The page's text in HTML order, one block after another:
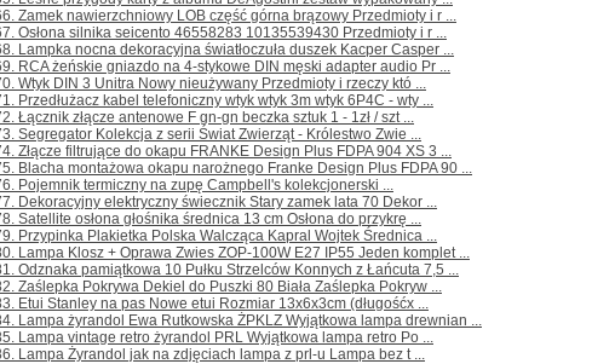
Zamek nawierzchniowy LOB część górna brązowy Przedmioty i r ...
Osłona silnika seicento 46558283 10135539430 Przedmioty i r ...
Lampka nocna dekoracyjna światłoczuła duszek Kacper Casper ...
RCA żeńskie gniazdo na 4-stykowe DIN męski adapter audio Pr ...
Wtyk DIN 3 Unitra Nowy nieużywany Przedmioty i rzeczy któ ...
Przedłużacz kabel telefoniczny wtyk wtyk 3m wtyk 6P4C - wty ...
Łącznik złącze antenowe F gn-gn beczka sztuk 1 - 1zł / szt ...
Segregator Kolekcja z serii Świat Zwierząt - Królestwo Zwie ...
Złącze filtrujące do okapu FRANKE Design Plus FDPA 904 XS 3 ...
Blacha montażowa okapu narożnego Franke Design Plus FDPA 90 ...
Pojemnik termiczny na zupę Campbell's kolekcjonerski ...
Dekoracyjny elektryczny świecznik Stary zamek lata 70 Dekor ...
Satellite osłona głośnika średnica 13 cm Osłona do przykrę ...
Przypinka Plakietka Polska Walcząca Kapral Wojtek Średnica ...
Lampa Klosz + Oprawa Zwies ZOP-100W E27 IP55 Jeden komplet ...
Odznaka pamiątkowa 10 Pułku Strzelców Konnych z Łańcuta 7,5 ...
Zaślepka Pokrywa Dekiel do Puszki 80 Biała Zaślepka Pokryw ...
Etui Stanley na pas Nowe etui Rozmiar 13x6x3cm (długośćx ...
Lampa żyrandol Ewa Rutkowska ŻPKLZ Wyjątkowa lampa drewnian ...
Lampa vintage retro żyrandol PRL Wyjątkowa lampa retro Po ...
Lampa Żyrandol jak na zdjęciach lampa z prl-u Lampa bez t ...